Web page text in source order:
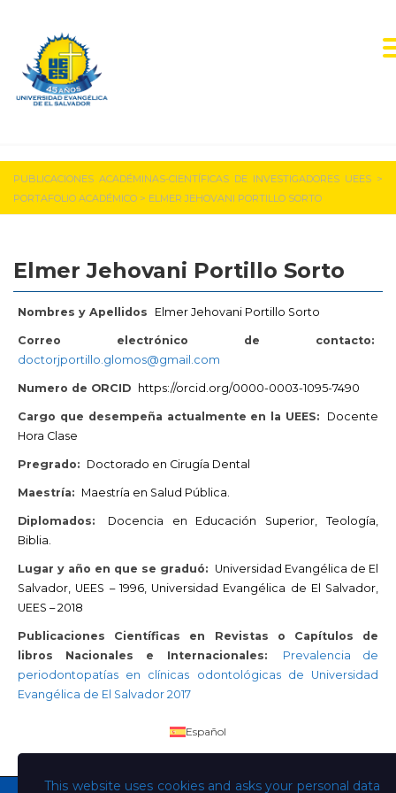
PUBLICACIONES ACADÉMINAS-CIENTÍFICAS DE INVESTIGADORES UEES >
PORTAFOLIO ACADÉMICO > ELMER JEHOVANI PORTILLO SORTO
Elmer Jehovani Portillo Sorto
Nombres y Apellidos Elmer Jehovani Portillo Sorto
Correo electrónico de contacto:
doctorjportillo.glomos@gmail.com
Numero de ORCID https://orcid.org/0000-0003-1095-7490
Cargo que desempeña actualmente en la UEES:
Docente
Hora Clase
Pregrado: Doctorado en Cirugía Dental
Maestría: Maestría en Salud Pública.
Diplomados:
Docencia en Educación Superior, Teología,
Biblia.
Lugar y año en que se graduó: Universidad Evangélica de El
Salvador, UEES – 1996, Universidad Evangélica de El Salvador,
UEES – 2018
Publicaciones Científicas en Revistas o Capítulos de
libros Nacionales e Internacionales:
Prevalencia de
periodontopatías en clínicas odontológicas de Universidad
Evangélica de El Salvador 2017
This website uses cookies and asks your personal data
Español